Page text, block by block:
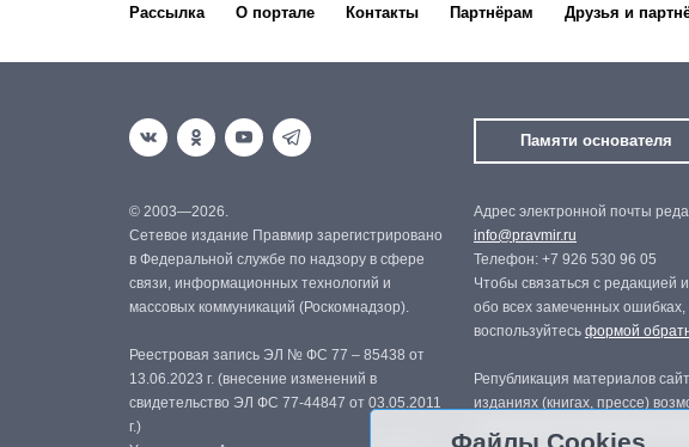
Рассылка О портале Контакты Партнёрам Друзья и
Памяти основателя
© 2003—2026.
Сетевое издание Правмир зарегистрировано
в Федеральной службе по надзору в сфере
связи, информационных технологий и
массовых коммуникаций (Роскомнадзор).
Реестровая запись ЭЛ № ФС 77 – 85438 от
13.06.2023 г. (внесение изменений в
свидетельство ЭЛ ФС 77-44847 от 03.05.2011
г.)
Адрес электронной почты
info@pravmir.ru
Телефон: +7 926 530 96 05
Чтобы связаться с редакцией
обо всех замеченных ошибках,
воспользуйтесь формой
Републикация материалов
изданиях (книгах, прессе)